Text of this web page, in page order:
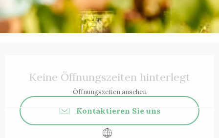
Keine Öffnungszeiten hinterlegt
Öffnungszeiten ansehen
Kontaktieren Sie uns